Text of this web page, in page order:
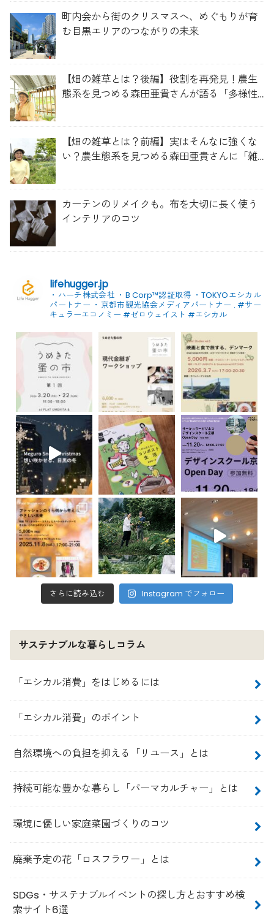
町内会から街のクリスマスへ、めぐもりが育
む目黒エリアのつながりの未来
【畑の雑草とは？後編】役割を再発見！農生
態系を見つめる森田亜貴さんが語る「多様性
【畑の雑草とは？前編】実はそんなに強くな
い？農生態系を見つめる森田亜貴さんに「雑
カーテンのリメイクも。布を大切に長く使う
インテリアのコツ
lifehugger.jp
・ハーチ株式会社 ・B Corp™認証取得 ・TOKYOエシカル
パートナー ・京都市観光協会メディアパートナー . #サー
キュラーエコノミー #ゼロウェイスト #エシカル
さらに読み込む Instagram でフォロー
サステナブルな暮らしコラム
「エシカル消費」をはじめるには
「エシカル消費」のポイント
自然環境への負担を抑える「リユース」とは
持続可能な豊かな暮らし「パーマカルチャー」とは
環境に優しい家庭菜園づくりのコツ
廃棄予定の花「ロスフラワー」とは
SDGs・サステナブルイベントの探し方とおすすめ検
索サイト6選